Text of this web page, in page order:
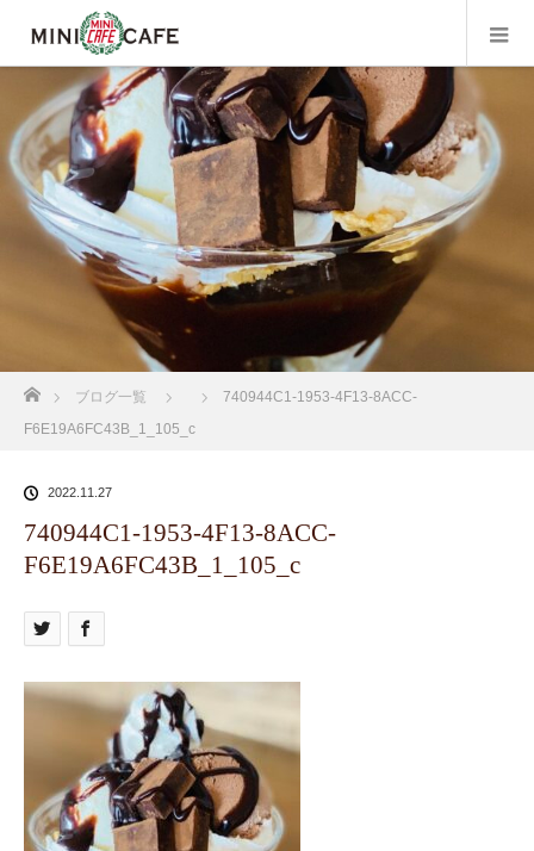
ブログ一覧
740944C1-1953-4F13-8ACC-
F6E19A6FC43B_1_105_c
2022.11.27
740944C1-1953-4F13-8ACC-
F6E19A6FC43B_1_105_c